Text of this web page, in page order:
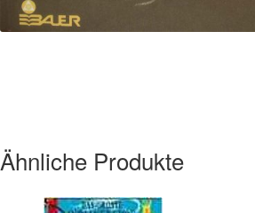
Ähnliche Produkte